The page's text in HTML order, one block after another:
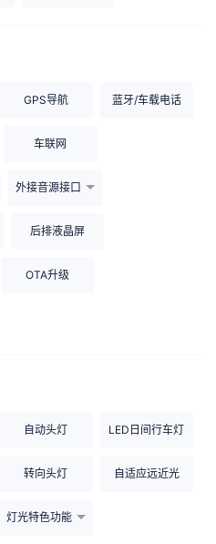
GPS导航 蓝牙/车载电话
车联网
外接音源接口
后排液晶屏
OTA升级
自动头灯 LED日间行车灯
转向头灯 自适应远近光
灯光特色功能